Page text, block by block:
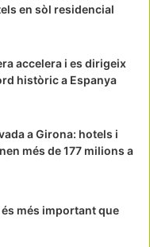
en sòl residencial
accelera i es dirigeix
històric a Espanya
a Girona: hotels i
més de 177 milions a
més important que